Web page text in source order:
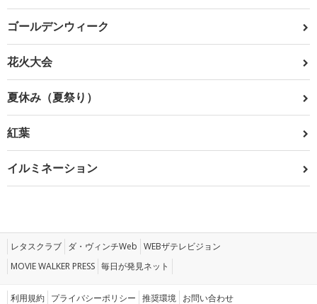
ゴールデンウィーク
花火大会
夏休み（夏祭り）
紅葉
イルミネーション
レタスクラブ ダ・ヴィンチWeb WEBザテレビジョン
MOVIE WALKER PRESS 毎日が発見ネット
利用規約 プライバシーポリシー 推奨環境 お問い合わせ